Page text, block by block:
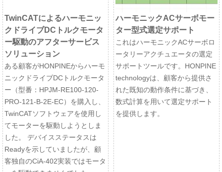
TwinCATによるハーモニッ
クドライブDCトルクモータ
ー駆動のアフターサービス
ソリューション
ある顧客がHONPINEからハーモ
ニックドライブDCトルクモータ
ー（型番：HPJM-RE100-120-
PRO-121-B-2E-EC）を購入し、
TwinCATソフトウェアを使用し
てモーターを駆動しようとしま
した。 デバイスステータスは
Readyを示していましたが、顧
客独自のCiA-402実装ではモータ
ハーモニックACサーボモー
ター型式選定サポート
これはハーモニックACサーボロ
ータリーアクチュエータの選定
サポートツールです。HONPINE
technologyは、顧客から提供さ
れた既知の動作条件に基づき、
数式計算を用いて選定サポート
を提供します。